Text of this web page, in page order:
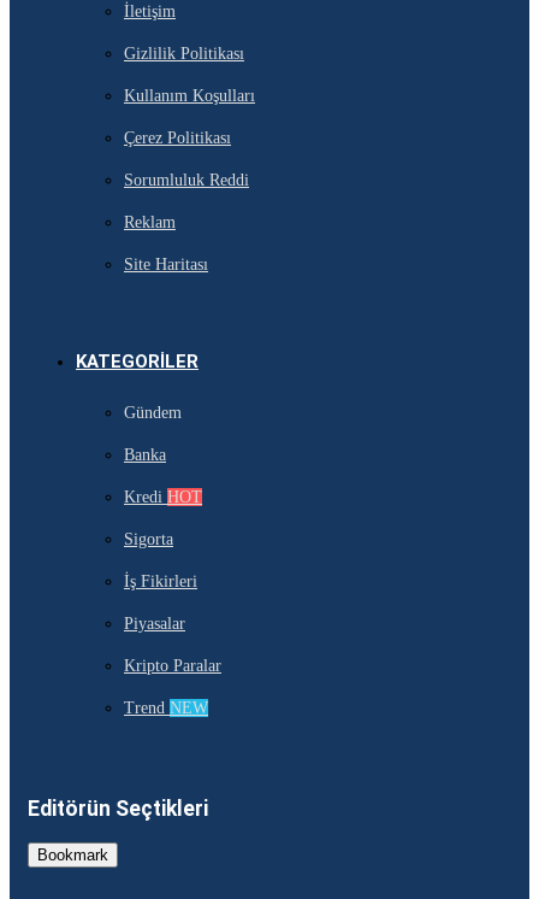
İletişim
Gizlilik Politikası
Kullanım Koşulları
Çerez Politikası
Sorumluluk Reddi
Reklam
Site Haritası
KATEGORILER
Gündem
Banka
Kredi HOT
Sigorta
İş Fikirleri
Piyasalar
Kripto Paralar
Trend NEW
Editörün Seçtikleri
Bookmark